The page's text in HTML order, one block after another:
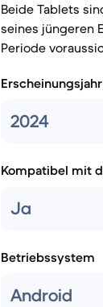
Beide Tablets
seines jüngeren
Periode
Erscheinungsjahr
2024
Kompatibel mit
Ja
Betriebssystem
Android